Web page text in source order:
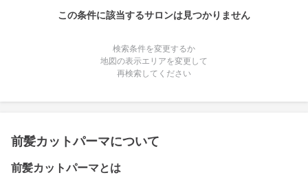
この条件に該当するサロンは見つかりません
検索条件を変更するか
地図の表示エリアを変更して
再検索してください
前髪カットパーマについて
前髪カットパーマとは